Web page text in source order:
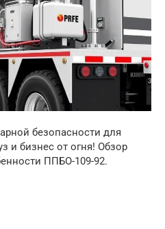
безопасности для
и бизнес от огня! Обзор
ППБО-109-92.